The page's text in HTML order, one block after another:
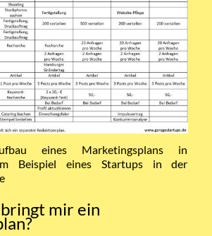
eines Marketingsplans in
Beispiel eines Startups in der
mir ein